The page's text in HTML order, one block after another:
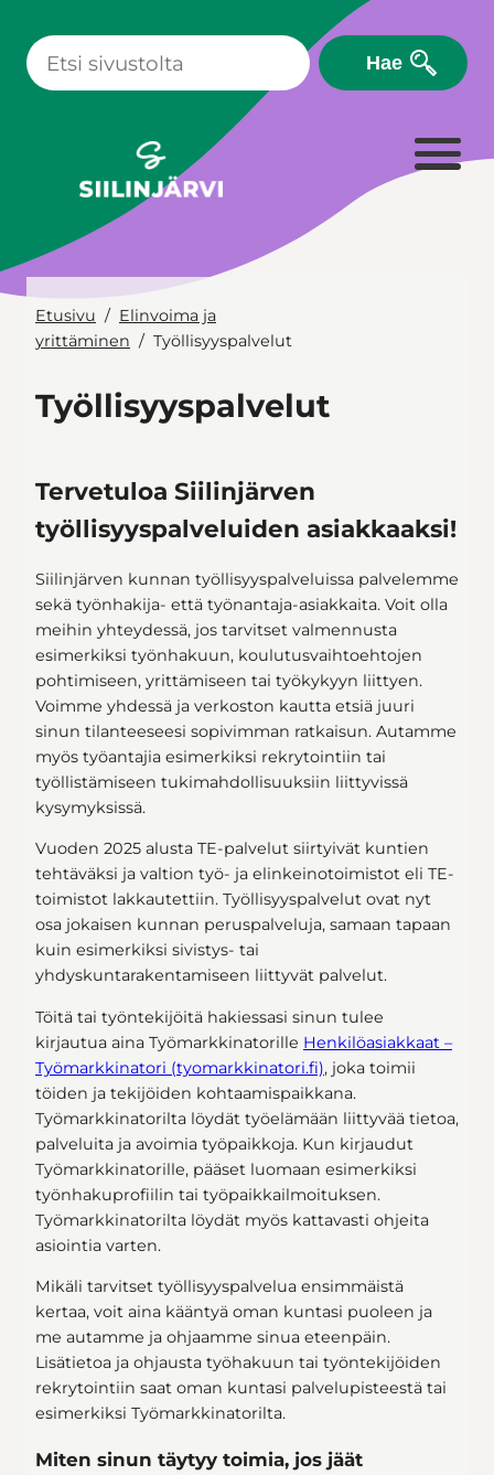
sisältöön
Hae
Etusivu
Elinvoima ja
yrittäminen
Työllisyyspalvelut
Työllisyyspalvelut
Tervetuloa Siilinjärven
työllisyyspalveluiden asiakkaaksi!
Siilinjärven kunnan työllisyyspalveluissa palvelemme
sekä työnhakija- että työnantaja-asiakkaita. Voit olla
meihin yhteydessä, jos tarvitset valmennusta
esimerkiksi työnhakuun, koulutusvaihtoehtojen
pohtimiseen, yrittämiseen tai työkykyyn liittyen.
Voimme yhdessä ja verkoston kautta etsiä juuri
sinun tilanteeseesi sopivimman ratkaisun. Autamme
myös työantajia esimerkiksi rekrytointiin tai
työllistämiseen tukimahdollisuuksiin liittyvissä
kysymyksissä.
Vuoden 2025 alusta TE-palvelut siirtyivät kuntien
tehtäväksi ja valtion työ- ja elinkeinotoimistot eli TE-
toimistot lakkautettiin. Työllisyyspalvelut ovat nyt
osa jokaisen kunnan peruspalveluja, samaan tapaan
kuin esimerkiksi sivistys- tai
yhdyskuntarakentamiseen liittyvät palvelut.
Töitä tai työntekijöitä hakiessasi sinun tulee
kirjautua aina Työmarkkinatorille Henkilöasiakkaat –
Työmarkkinatori (tyomarkkinatori.fi), joka toimii
töiden ja tekijöiden kohtaamispaikkana.
Työmarkkinatorilta löydät työelämään liittyvää tietoa,
palveluita ja avoimia työpaikkoja. Kun kirjaudut
Työmarkkinatorille, pääset luomaan esimerkiksi
työnhakuprofiilin tai työpaikkailmoituksen.
Työmarkkinatorilta löydät myös kattavasti ohjeita
asiointia varten.
Mikäli tarvitset työllisyyspalvelua ensimmäistä
kertaa, voit aina kääntyä oman kuntasi puoleen ja
me autamme ja ohjaamme sinua eteenpäin.
Lisätietoa ja ohjausta työhakuun tai työntekijöiden
rekrytointiin saat oman kuntasi palvelupisteestä tai
esimerkiksi Työmarkkinatorilta.
Miten sinun täytyy toimia, jos jäät